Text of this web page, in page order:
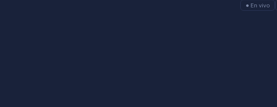
● En vivo